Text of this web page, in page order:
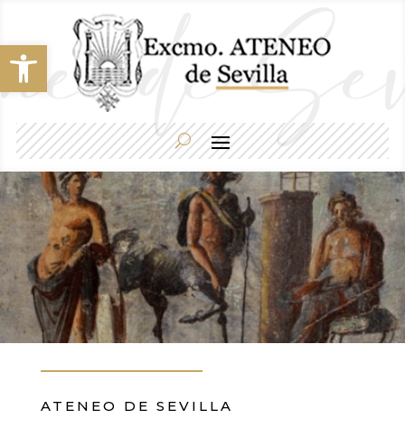
Abrir barra de herramientas
ATENEO DE SEVILLA